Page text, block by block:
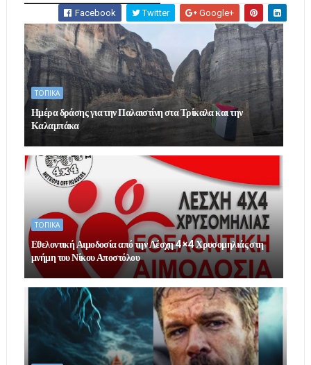
Facebook Twitter Google+
ΤΟΠΙΚΑ
Ημέρα δράσης για την Παλαιστίνη στα Τρίκαλα και την
Καλαμπάκα
ΤΟΠΙΚΑ
Εθελοντική Αιμοδοσία από την Λέσχη 4×4 Χρυσομηλιάς στη
μνήμη του Νίκου Αποστόλου